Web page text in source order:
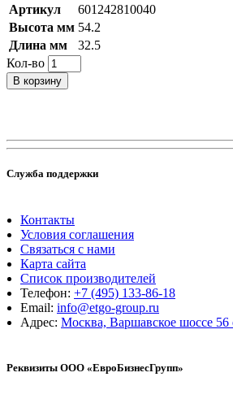
Артикул
601242810040
Высота мм 54.2
Длина мм
32.5
Кол-во
В корзину
Служба поддержки
Контакты
Условия соглашения
Связаться с нами
Карта сайта
Список производителей
Телефон: +7 (495) 133-86-18
Email: info@etgo-group.ru
Адрес: Москва, Варшавское шоссе 56
Реквизиты ООО «ЕвроБизнесГрупп»